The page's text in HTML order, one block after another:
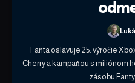
Fanta oslavuje 25. výročie
Cherry a kampaňou s miliónom
zásobu